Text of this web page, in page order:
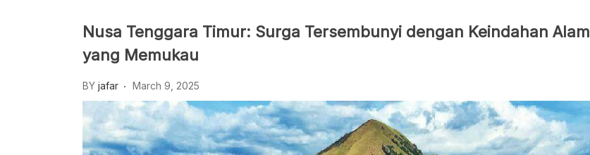
Nusa Tenggara Timur: Surga Tersembunyi dengan Keindahan Alam
yang Memukau
BY jafar March 9, 2025